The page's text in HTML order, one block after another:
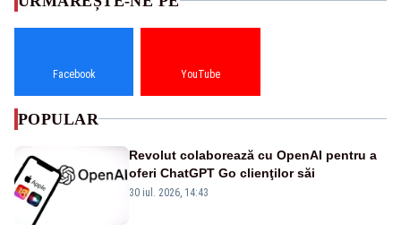
Facebook YouTube
POPULAR
Revolut colaborează cu OpenAI pentru a
oferi ChatGPT Go clienţilor săi
30 iul. 2026, 14:43